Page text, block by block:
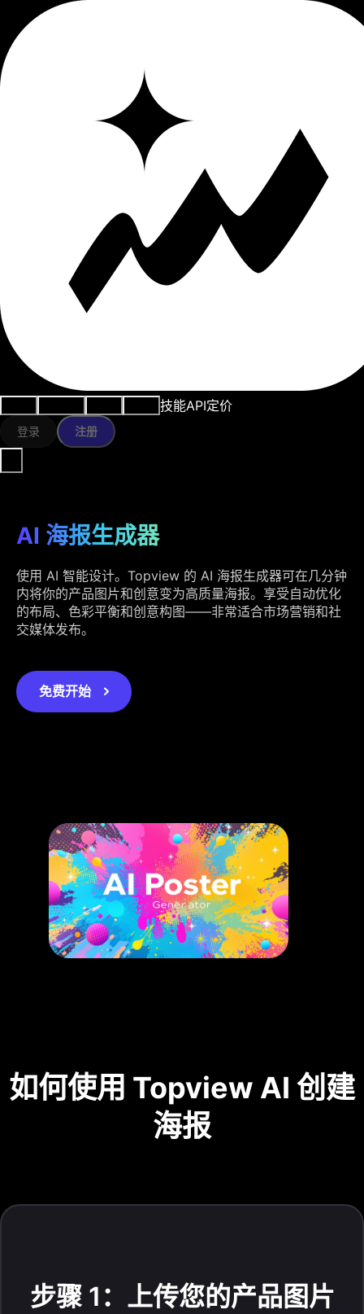
技能API定价
登录 注册
AI 海报生成器
使用 AI 智能设计。Topview 的 AI 海报生成器可在几分钟
内将你的产品图片和创意变为高质量海报。享受自动优化
的布局、色彩平衡和创意构图——非常适合市场营销和社
交媒体发布。
免费开始
如何使用 Topview AI 创建
海报
步骤 1：上传您的产品图片